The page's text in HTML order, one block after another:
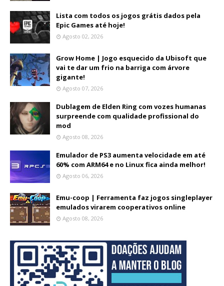
Lista com todos os jogos grátis dados pela
Epic Games até hoje!
Agosto 02, 2026
Grow Home | Jogo esquecido da Ubisoft que
vai te dar um frio na barriga com árvore
gigante!
Agosto 07, 2026
Dublagem de Elden Ring com vozes humanas
surpreende com qualidade profissional do
mod
Agosto 08, 2026
Emulador de PS3 aumenta velocidade em até
60% com ARM64 e no Linux fica ainda melhor!
Agosto 06, 2026
Emu-coop | Ferramenta faz jogos singleplayer
emulados virarem cooperativos online
Agosto 08, 2026